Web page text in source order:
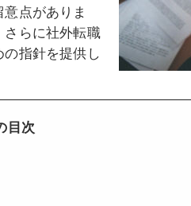
点がありま
らに社外転職
指針を提供し
目次